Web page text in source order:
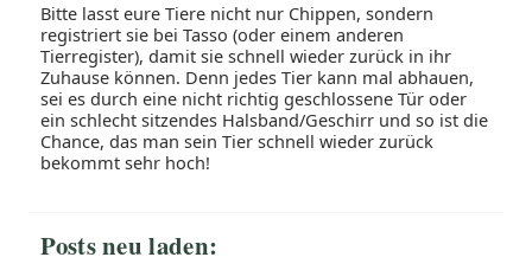
Bitte lasst eure Tiere nicht nur Chippen, sondern
registriert sie bei Tasso (oder einem anderen
Tierregister), damit sie schnell wieder zurück in ihr
Zuhause können. Denn jedes Tier kann mal abhauen,
sei es durch eine nicht richtig geschlossene Tür oder
ein schlecht sitzendes Halsband/Geschirr und so ist die
Chance, das man sein Tier schnell wieder zurück
bekommt sehr hoch!
Posts neu laden: